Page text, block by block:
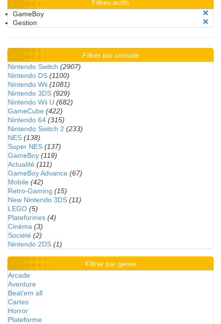
Filtres actifs
GameBoy
Gestion
Filtrer par console
Nintendo Switch (2907)
Nintendo DS (1100)
Nintendo Wii (1081)
Nintendo 3DS (929)
Nintendo Wii U (682)
GameCube (422)
Nintendo 64 (315)
Nintendo Switch 2 (233)
NES (138)
Super NES (137)
GameBoy (119)
Actualité (111)
GameBoy Advance (67)
Mobile (42)
Retro-Gaming (15)
New Nintendo 3DS (11)
LEGO (5)
Plateformes (4)
Cinéma (3)
Société (2)
Nintendo 2DS (1)
Filtrer par genre
Arcade
Aventure
Beat'em all
Cartes
Horror
Plateforme